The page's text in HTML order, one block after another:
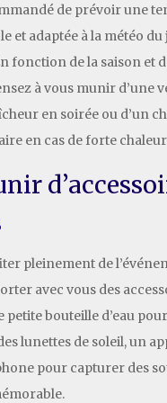
de prévoir une
et adaptée à la météo
fonction de la saison et
à vous munir d’une
en soirée ou d’un
en cas de forte
pleinement de
avec vous des
petite bouteille d’eau
lunettes de soleil, un
pour capturer des